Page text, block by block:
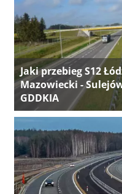
Jaki przebieg S12
Mazowiecki -
GDDKIA